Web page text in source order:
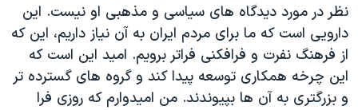
نظر در مورد دیدگاه های سیاسی و مذهبی او نیست. این
دارویی است که ما برای مردم ایران به آن نیاز داریم، این که
از فرهنگ نفرت و فرافکنی فراتر برویم. امید این است که
این چرخه همکاری توسعه پیدا کند و گروه های گسترده تر
و بزرگتری به آن ها بپیوندند. من امیدوارم که روزی فرا